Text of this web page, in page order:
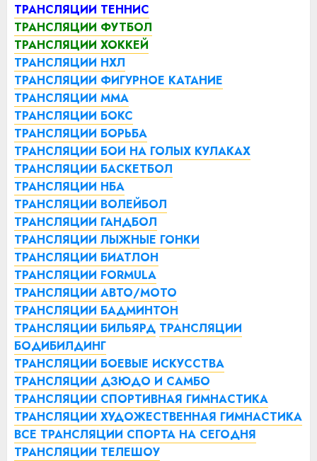
ТРАНСЛЯЦИИ ТЕННИС
ТРАНСЛЯЦИИ ФУТБОЛ
ТРАНСЛЯЦИИ ХОККЕЙ
ТРАНСЛЯЦИИ НХЛ
ТРАНСЛЯЦИИ ФИГУРНОЕ КАТАНИЕ
ТРАНСЛЯЦИИ ММА
ТРАНСЛЯЦИИ БОКС
ТРАНСЛЯЦИИ БОРЬБА
ТРАНСЛЯЦИИ БОИ НА ГОЛЫХ КУЛАКАХ
ТРАНСЛЯЦИИ БАСКЕТБОЛ
ТРАНСЛЯЦИИ НБА
ТРАНСЛЯЦИИ ВОЛЕЙБОЛ
ТРАНСЛЯЦИИ ГАНДБОЛ
ТРАНСЛЯЦИИ ЛЫЖНЫЕ ГОНКИ
ТРАНСЛЯЦИИ БИАТЛОН
ТРАНСЛЯЦИИ FORMULA
ТРАНСЛЯЦИИ АВТО/МОТО
ТРАНСЛЯЦИИ БАДМИНТОН
ТРАНСЛЯЦИИ БИЛЬЯРД ТРАНСЛЯЦИИ
БОДИБИЛДИНГ
ТРАНСЛЯЦИИ БОЕВЫЕ ИСКУССТВА
ТРАНСЛЯЦИИ ДЗЮДО И САМБО
ТРАНСЛЯЦИИ СПОРТИВНАЯ ГИМНАСТИКА
ТРАНСЛЯЦИИ ХУДОЖЕСТВЕННАЯ ГИМНАСТИКА
ВСЕ ТРАНСЛЯЦИИ СПОРТА НА СЕГОДНЯ
ТРАНСЛЯЦИИ ТЕЛЕШОУ